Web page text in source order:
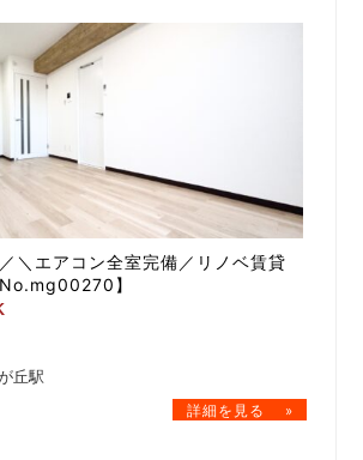
＼エアコン全室完備／リノベ賃貸
】
丘駅